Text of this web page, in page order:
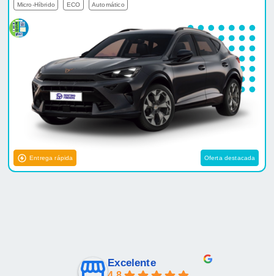
Micro-Híbrido ECO Automático
Entrega rápida Oferta destacada
Excelente